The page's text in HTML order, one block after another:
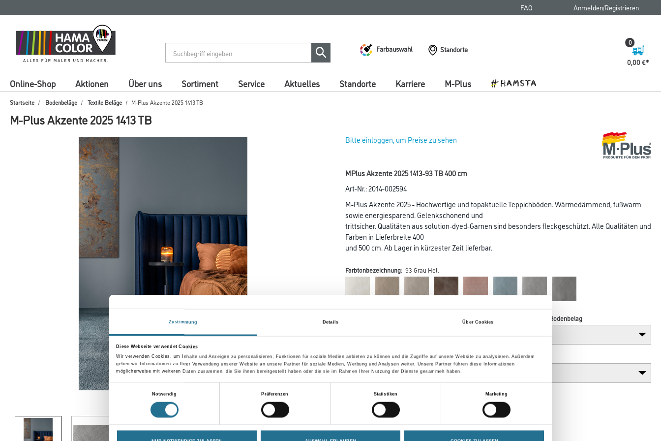
Zustimmung Details Über Cookies
Diese Webseite verwendet Cookies
Wir verwenden Cookies, um Inhalte und Anzeigen zu personalisieren, Funktionen für soziale Medien anbieten zu können und die Zugriffe auf unsere Website zu analysieren. Außerdem
geben wir Informationen zu Ihrer Verwendung unserer Website an unsere Partner für soziale Medien, Werbung und Analysen weiter. Unsere Partner führen diese Informationen
möglicherweise mit weiteren Daten zusammen, die Sie ihnen bereitgestellt haben oder die sie im Rahmen Ihrer Nutzung der Dienste gesammelt haben.
Einwilligungsauswahl
Notwendig
Präferenzen Statistiken Marketing
springen
springen
FAQ Anmelden/Registrieren
Farbauswahl
Standorte
0,00 €
0
Online-Shop Aktionen Über uns Sortiment Service Aktuelles Standorte Karriere M-Plus
Startseite Bodenbeläge Textile Beläge M-Plus Akzente 2025 1413 TB
M-Plus Akzente 2025 1413 TB
Abbildung ähnlich
Bitte einloggen, um Preise zu sehen
MPlus Akzente 2025 1413-93 TB 400 cm
Art-Nr.:2014-002594
M-Plus Akzente 2025 - Hochwertige und topaktuelle Teppichböden. Wärmedämmend, fußwarm
sowie energiesparend. Gelenkschonend und
trittsicher. Qualitäten aus solution-dyed-Garnen sind besonders fleckgeschützt. Alle Qualitäten und
Farben in Lieferbreite 400
und 500 cm. Ab Lager in kürzester Zeit lieferbar.
Farbtonbezeichnung: 93 Grau Hell
Verarbeitung Bodenbelag
Breite in centimeter Gebinde
Umrechnungsfaktoren